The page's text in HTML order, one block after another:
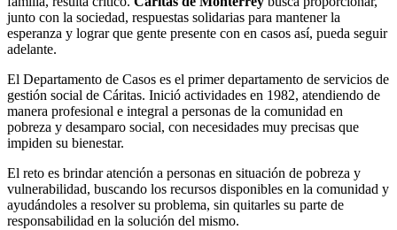
junto con la sociedad, respuestas solidarias para mantener la
esperanza y lograr que gente presente con en casos así, pueda seguir
adelante.
El Departamento de Casos es el primer departamento de servicios de
gestión social de Cáritas. Inició actividades en 1982, atendiendo de
manera profesional e integral a personas de la comunidad en
pobreza y desamparo social, con necesidades muy precisas que
impiden su bienestar.
El reto es brindar atención a personas en situación de pobreza y
vulnerabilidad, buscando los recursos disponibles en la comunidad y
ayudándoles a resolver su problema, sin quitarles su parte de
responsabilidad en la solución del mismo.